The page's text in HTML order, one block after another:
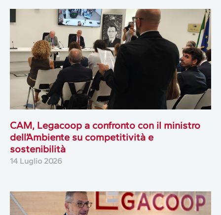
CAM, Legacoop a confronto con il ministro
dell’Ambiente su competitività e
sostenibilità
14 Luglio 2026